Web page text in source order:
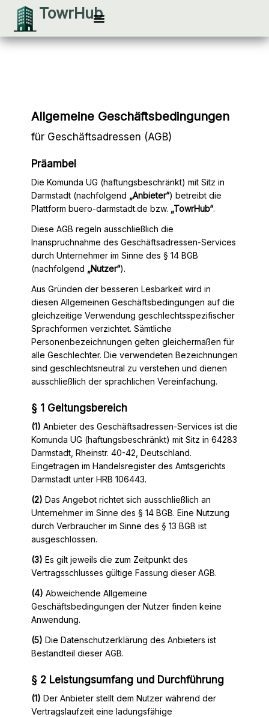
Zum
Inhalt
springen
TowrHub
Allgemeine Geschäftsbedingungen
für Geschäftsadressen (AGB)
Präambel
Die Komunda UG (haftungsbeschränkt) mit Sitz in
Darmstadt (nachfolgend „Anbieter“) betreibt die
Plattform buero-darmstadt.de bzw. „TowrHub“.
Diese AGB regeln ausschließlich die
Inanspruchnahme des Geschäftsadressen-Services
durch Unternehmer im Sinne des § 14 BGB
(nachfolgend „Nutzer“).
Aus Gründen der besseren Lesbarkeit wird in
diesen Allgemeinen Geschäftsbedingungen auf die
gleichzeitige Verwendung geschlechtsspezifischer
Sprachformen verzichtet. Sämtliche
Personenbezeichnungen gelten gleichermaßen für
alle Geschlechter. Die verwendeten Bezeichnungen
sind geschlechtsneutral zu verstehen und dienen
ausschließlich der sprachlichen Vereinfachung.
§ 1 Geltungsbereich
(1) Anbieter des Geschäftsadressen-Services ist die
Komunda UG (haftungsbeschränkt) mit Sitz in 64283
Darmstadt, Rheinstr. 40-42, Deutschland.
Eingetragen im Handelsregister des Amtsgerichts
Darmstadt unter HRB 106443.
(2) Das Angebot richtet sich ausschließlich an
Unternehmer im Sinne des § 14 BGB. Eine Nutzung
durch Verbraucher im Sinne des § 13 BGB ist
ausgeschlossen.
(3) Es gilt jeweils die zum Zeitpunkt des
Vertragsschlusses gültige Fassung dieser AGB.
(4) Abweichende Allgemeine
Geschäftsbedingungen der Nutzer finden keine
Anwendung.
(5) Die Datenschutzerklärung des Anbieters ist
Bestandteil dieser AGB.
§ 2 Leistungsumfang und Durchführung
(1) Der Anbieter stellt dem Nutzer während der
Vertragslaufzeit eine ladungsfähige